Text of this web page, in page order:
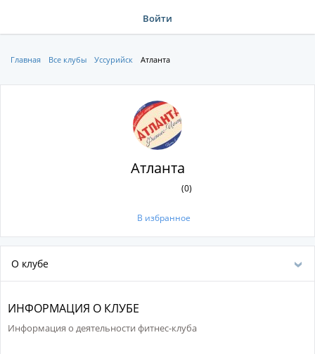
Войти
Главная Все клубы Уссурийск Атланта
Атланта
(0)
В избранное
О клубе
ИНФОРМАЦИЯ О КЛУБЕ
Информация о деятельности фитнес-клуба